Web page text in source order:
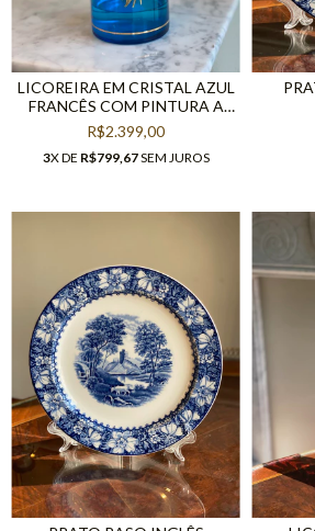
LICOREIRA EM CRISTAL AZUL
FRANCÊS COM PINTURA A
OURO
R$2.399,00
3X DE R$799,67SEM JUROS